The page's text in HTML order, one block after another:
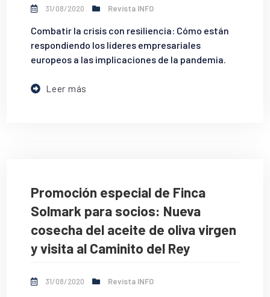
31/08/2020 Revista INFO
Combatir la crisis con resiliencia: Cómo están
respondiendo los líderes empresariales
europeos a las implicaciones de la pandemia.
Leer más
Promoción especial de Finca
Solmark para socios: Nueva
cosecha del aceite de oliva virgen
y visita al Caminito del Rey
31/08/2020 Revista INFO